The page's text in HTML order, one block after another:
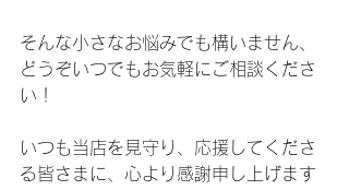
​そんな小さなお悩みでも構いません、
どうぞいつでもお気軽にご相談くださ
い！
​いつも当店を見守り、応援してくださ
る皆さまに、心より感謝申し上げます